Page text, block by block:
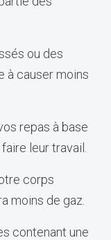
ou des
à causer moins
repas à base
leur travail.
corps
moins de gaz.
contenant une